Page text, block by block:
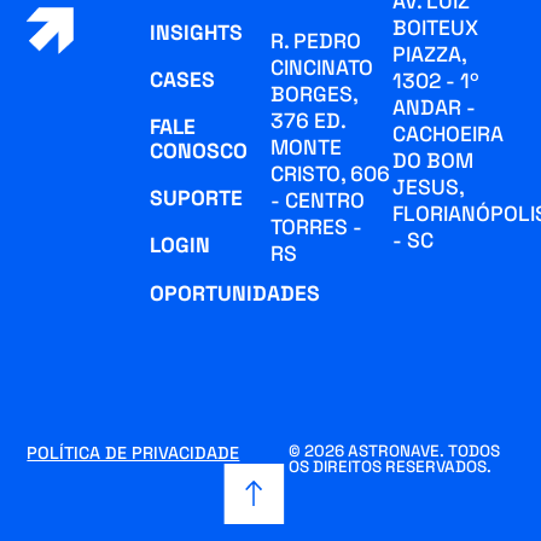
INSIGHTS
CASES
FALE
CONOSCO
SUPORTE
LOGIN
OPORTUNIDADES
R. PEDRO
CINCINATO
BORGES,
376 ED.
MONTE
CRISTO, 606
- CENTRO
TORRES -
RS
BOITEUX
PIAZZA,
1302 - 1º
ANDAR -
CACHOEIRA
DO BOM
JESUS,
- SC
© 2026 ASTRONAVE. TODOS
OS DIREITOS RESERVADOS.
POLÍTICA DE PRIVACIDADE